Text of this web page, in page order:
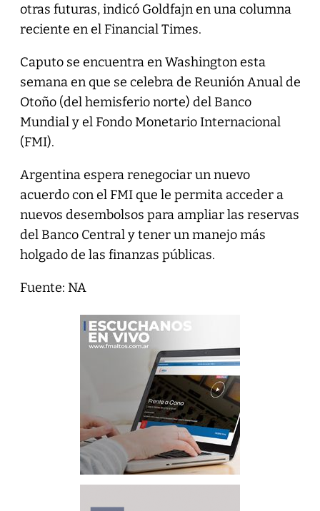
otras futuras, indicó Goldfajn en una columna
reciente en el Financial Times.
Caputo se encuentra en Washington esta
semana en que se celebra de Reunión Anual de
Otoño (del hemisferio norte) del Banco
Mundial y el Fondo Monetario Internacional
(FMI).
Argentina espera renegociar un nuevo
acuerdo con el FMI que le permita acceder a
nuevos desembolsos para ampliar las reservas
del Banco Central y tener un manejo más
holgado de las finanzas públicas.
Fuente: NA